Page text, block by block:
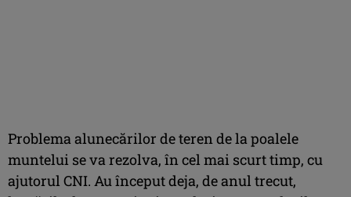
Problema alunecărilor de teren de la poalele
muntelui se va rezolva, în cel mai scurt timp, cu
ajutorul CNI. Au început deja, de anul trecut,